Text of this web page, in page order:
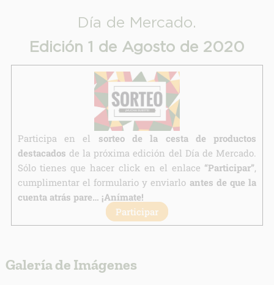
Día de Mercado.
Edición 1 de Agosto de 2020
Participa en el sorteo de la cesta de productos
destacados de la próxima edición del Día de Mercado.
Sólo tienes que hacer click en el enlace “Participar”,
cumplimentar el formulario y enviarlo antes de que la
cuenta atrás pare… ¡Anímate!
Participar
Galería de Imágenes
Información adicional
link